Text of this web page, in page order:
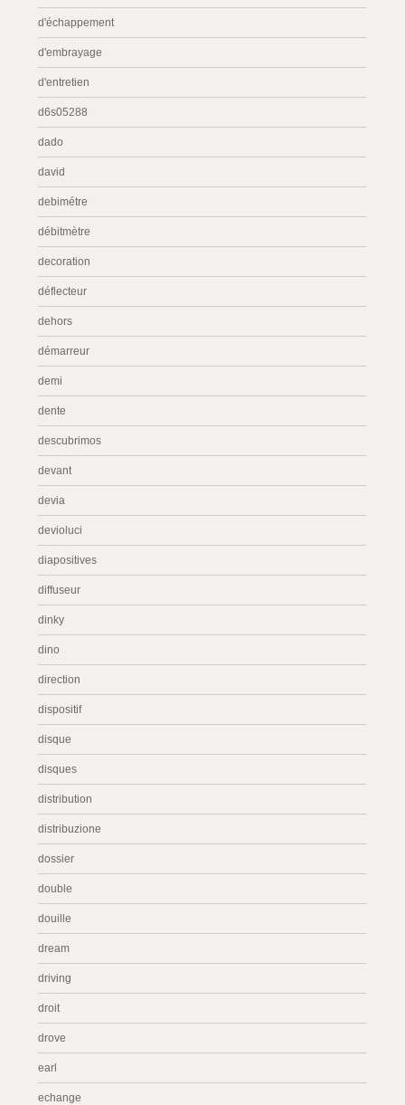
d'échappement
d'embrayage
d'entretien
d6s05288
dado
david
debimétre
débitmètre
decoration
déflecteur
dehors
démarreur
demi
dente
descubrimos
devant
devia
devioluci
diapositives
diffuseur
dinky
dino
direction
dispositif
disque
disques
distribution
distribuzione
dossier
double
douille
dream
driving
droit
drove
earl
echange